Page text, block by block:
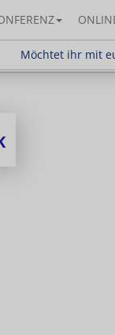
Möchtet ihr mit
mit eurem